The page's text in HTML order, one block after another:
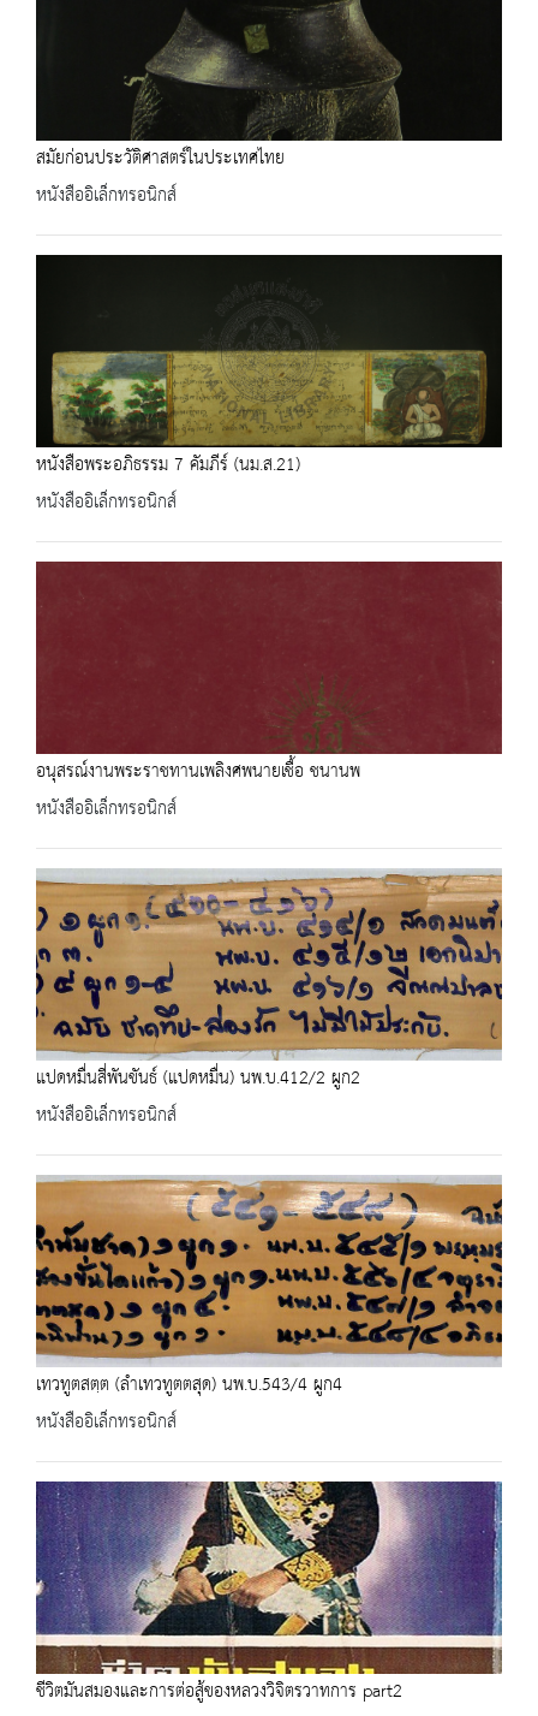
สมัยก่อนประวัติศาสตร์ในประเทศไทย
หนังสืออิเล็กทรอนิกส์
หนังสือพระอภิธรรม 7 คัมภีร์ (นม.ส.21)
หนังสืออิเล็กทรอนิกส์
อนุสรณ์งานพระราชทานเพลิงศพนายเชื้อ ชนานพ
หนังสืออิเล็กทรอนิกส์
แปดหมื่นสี่พันขันธ์ (แปดหมื่น) นพ.บ.412/2 ผูก2
หนังสืออิเล็กทรอนิกส์
เทวทูตสตฺต (ลำเทวทูตตสุด) นพ.บ.543/4 ผูก4
หนังสืออิเล็กทรอนิกส์
ชีวิตมันสมองและการต่อสู้ของหลวงวิจิตรวาทการ part2